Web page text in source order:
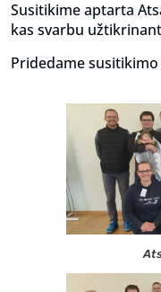
Susitikime aptarta
kas svarbu
Pridedame